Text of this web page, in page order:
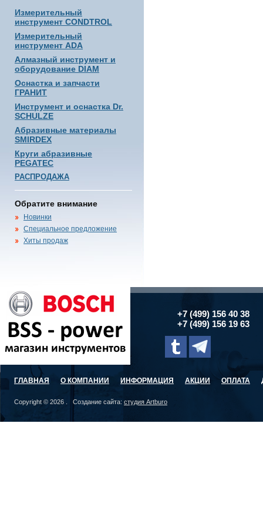
Измерительный
инструмент CONDTROL
Измерительный
инструмент ADA
Алмазный инструмент и
оборудование DIAM
Оснастка и запчасти
ГРАНИТ
Инструмент и оснастка Dr.
SCHULZE
Абразивные материалы
SMIRDEX
Круги абразивные
PEGATEC
РАСПРОДАЖА
Обратите внимание
Новинки
Специальное предложение
Хиты продаж
+7 (499) 156 40 38
+7 (499) 156 19 63
ГЛАВНАЯ О КОМПАНИИ ИНФОРМАЦИЯ АКЦИИ ОПЛАТА
Copyright © 2026 . Создание сайта: студия Artburo